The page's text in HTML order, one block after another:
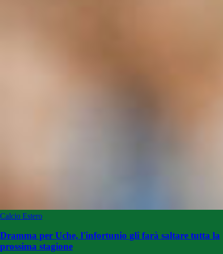
Calcio Estero
Dramma per Uche, l'infortunio gli farà saltare tutta la
prossima stagione